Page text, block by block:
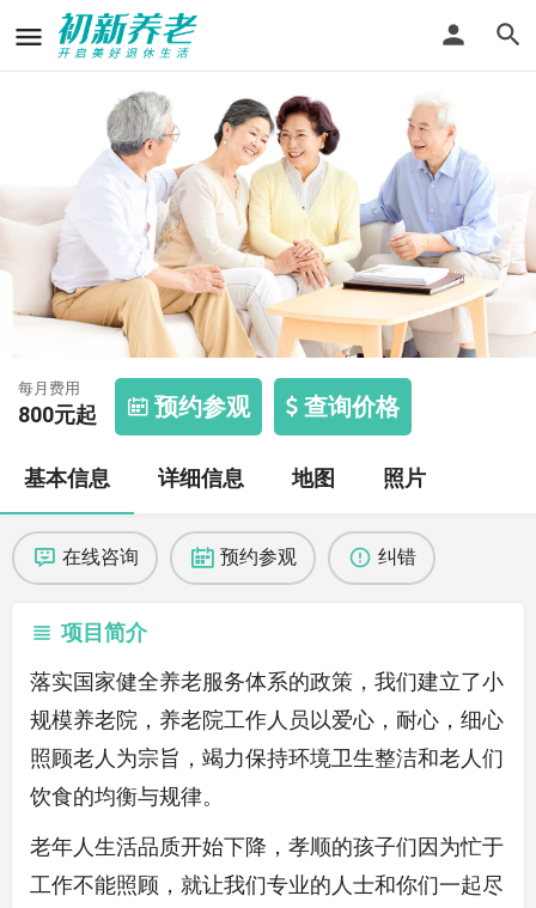
象山洋心励根苗养老院
每月费用
800元起 预约参观 查询价格
基本信息 详细信息 地图 照片
在线咨询 预约参观 纠错
项目简介
落实国家健全养老服务体系的政策，我们建立了小
规模养老院，养老院工作人员以爱心，耐心，细心
照顾老人为宗旨，竭力保持环境卫生整洁和老人们
饮食的均衡与规律。
老年人生活品质开始下降，孝顺的孩子们因为忙于
工作不能照顾，就让我们专业的人士和你们一起尽